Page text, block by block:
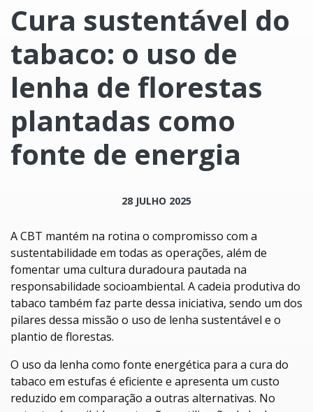
Cura sustentável do
tabaco: o uso de
lenha de florestas
plantadas como
fonte de energia
28 JULHO 2025
A CBT mantém na rotina o compromisso com a
sustentabilidade em todas as operações, além de
fomentar uma cultura duradoura pautada na
responsabilidade socioambiental. A cadeia produtiva do
tabaco também faz parte dessa iniciativa, sendo um dos
pilares dessa missão o uso de lenha sustentável e o
plantio de florestas.
O uso da lenha como fonte energética para a cura do
tabaco em estufas é eficiente e apresenta um custo
reduzido em comparação a outras alternativas. No